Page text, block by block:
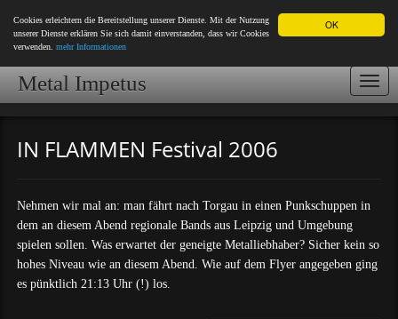
OK
Cookies erleichtern die Bereitstellung unserer Dienste. Mit der Nutzung
unserer Dienste erklären Sie sich damit einverstanden, dass wir Cookies
verwenden. mehr Informationen
Metal Impetus
IN FLAMMEN Festival 2006
Nehmen wir mal an: man fährt nach Torgau in einen Punkschuppen in
dem an diesem Abend regionale Bands aus Leipzig und Umgebung
spielen sollen. Was erwartet der geneigte Metalliebhaber? Sicher kein so
hohes Niveau wie an diesem Abend. Wie auf dem Flyer angegeben ging
es pünktlich 21:13 Uhr (!) los.